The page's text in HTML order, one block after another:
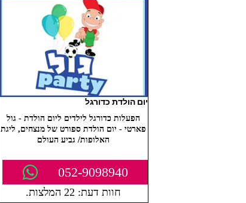
יום הולדת כדורגל
הפעלות כדורגל לילדים ליום הולדת - גול
פארטי - יום הולדת ספורט של מנצחים, ליגת
האלופות/ גביע העולם
052-9098940
חוות דעת: 22 המלצות.